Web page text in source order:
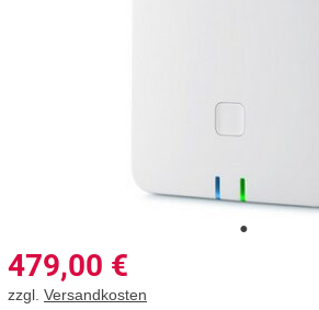
479,00 €
zzgl. Versandkosten